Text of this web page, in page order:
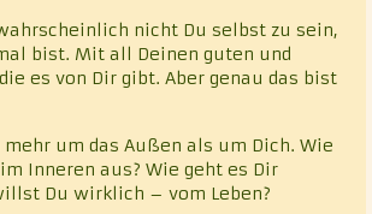
nicht Du selbst zu sein,
bist. Mit all Deinen guten und
es von Dir gibt. Aber genau das bist
mehr um das Außen als um Dich. Wie
Inneren aus? Wie geht es Dir
Du wirklich – vom Leben?